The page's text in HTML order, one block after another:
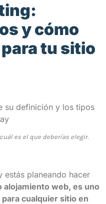
y cómo
tu sitio
es el que deberías elegir.
estás planeando hacer
alojamiento web, es uno
cualquier sitio en